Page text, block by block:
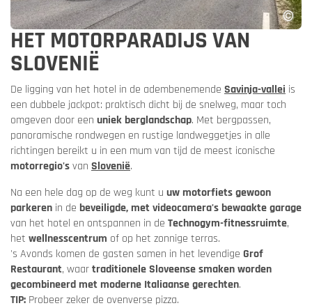
HET MOTORPARADIJS VAN
SLOVENIË
De ligging van het hotel in de adembenemende Savinja-vallei is
een dubbele jackpot: praktisch dicht bij de snelweg, maar toch
omgeven door een uniek berglandschap. Met bergpassen,
panoramische rondwegen en rustige landweggetjes in alle
richtingen bereikt u in een mum van tijd de meest iconische
motorregio'svan Slovenië.
Na een hele dag op de weg kunt u uw motorfiets gewoon
parkeren in de beveiligde, met videocamera's bewaakte garage
van het hotel en ontspannen in de Technogym-fitnessruimte,
het wellnesscentrum of op het zonnige terras.
's Avonds komen de gasten samen in het levendige Grof
Restaurant, waartraditionele Sloveense smaken worden
gecombineerd met moderne Italiaanse gerechten.
TIP: Probeer zeker de ovenverse pizza.